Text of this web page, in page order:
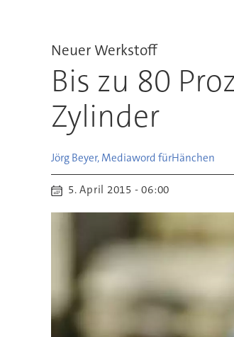
Neuer Werkstoff
Bis zu 80
Zylinder
Jörg Beyer, Mediaword fürHänchen
5. April 2015 - 06:00